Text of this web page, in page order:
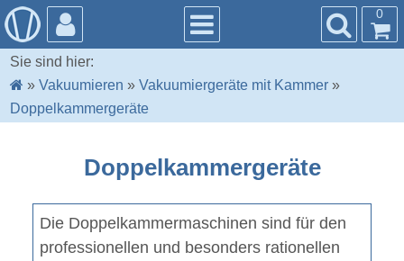
0
Sie sind hier:
»Vakuumieren »Vakuumiergeräte mit Kammer »
Doppelkammergeräte
Doppelkammergeräte
Die Doppelkammermaschinen sind für den
professionellen und besonders rationellen